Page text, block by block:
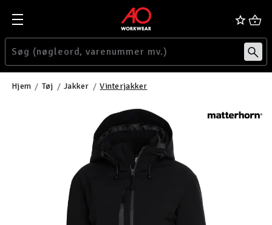
Hjem Tøj Jakker Vinterjakker